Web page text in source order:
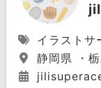
イラストサ
静岡県 ・